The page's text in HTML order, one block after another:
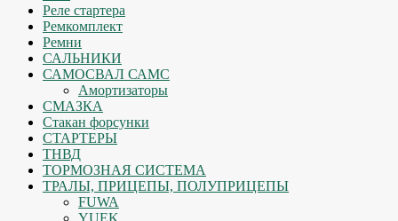
Реле стартера
Ремкомплект
Ремни
САЛЬНИКИ
САМОСВАЛ САМС
Амортизаторы
СМАЗКА
Стакан форсунки
СТАРТЕРЫ
ТНВД
ТОРМОЗНАЯ СИСТЕМА
ТРАЛЫ, ПРИЦЕПЫ, ПОЛУПРИЦЕПЫ
FUWA
YUEK